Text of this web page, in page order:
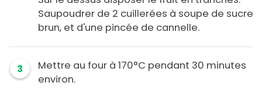
Saupoudrer de 2 cuillerées à soupe de sucre
brun, et d'une pincée de cannelle.
3
Mettre au four à 170°C pendant 30 minutes
environ.